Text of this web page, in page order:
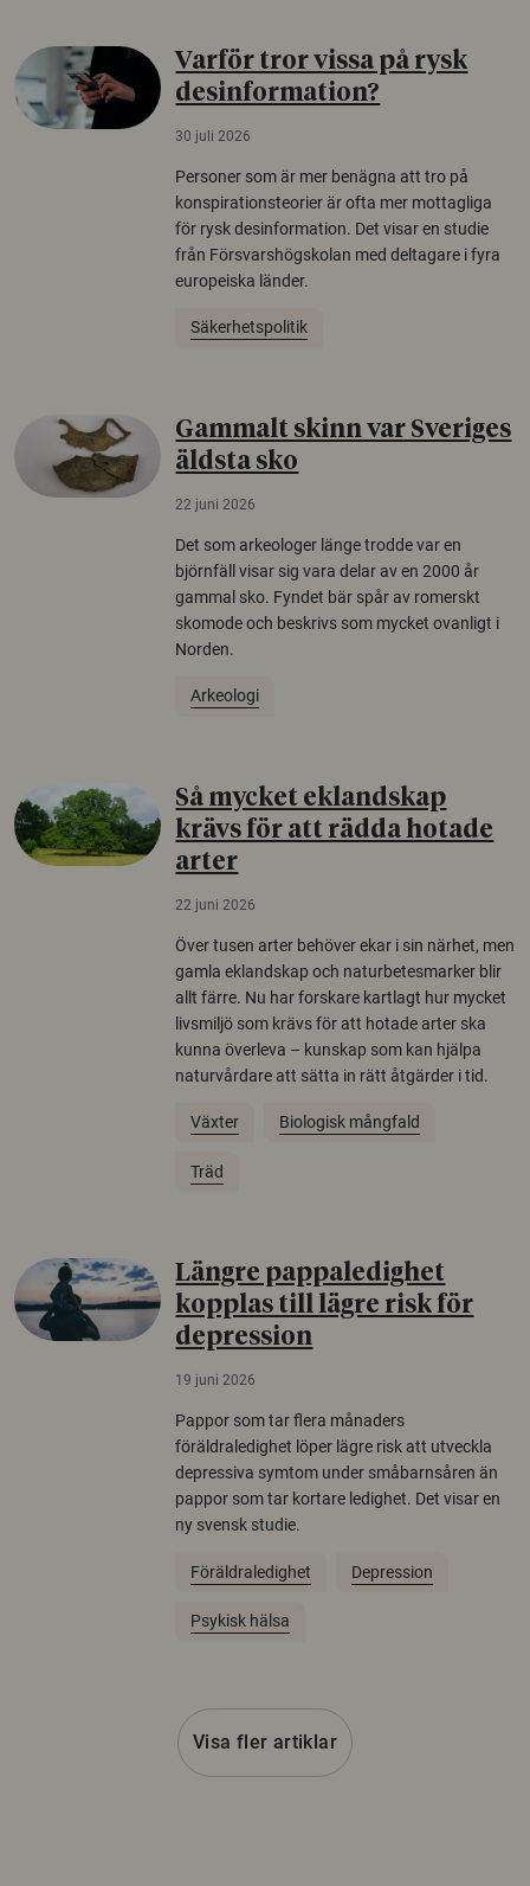
Varför tror vissa på rysk
desinformation?
30 juli 2026
Personer som är mer benägna att tro på
konspirationsteorier är ofta mer mottagliga
för rysk desinformation. Det visar en studie
från Försvarshögskolan med deltagare i fyra
europeiska länder.
Säkerhetspolitik
Gammalt skinn var Sveriges
äldsta sko
22 juni 2026
Det som arkeologer länge trodde var en
björnfäll visar sig vara delar av en 2000 år
gammal sko. Fyndet bär spår av romerskt
skomode och beskrivs som mycket ovanligt i
Norden.
Arkeologi
Så mycket eklandskap
krävs för att rädda hotade
arter
22 juni 2026
Över tusen arter behöver ekar i sin närhet, men
gamla eklandskap och naturbetesmarker blir
allt färre. Nu har forskare kartlagt hur mycket
livsmiljö som krävs för att hotade arter ska
kunna överleva – kunskap som kan hjälpa
naturvårdare att sätta in rätt åtgärder i tid.
Växter Biologisk mångfald
Träd
Längre pappaledighet
kopplas till lägre risk för
depression
19 juni 2026
Pappor som tar flera månaders
föräldraledighet löper lägre risk att utveckla
depressiva symtom under småbarnsåren än
pappor som tar kortare ledighet. Det visar en
ny svensk studie.
Föräldraledighet Depression
Psykisk hälsa
Visa fler artiklar